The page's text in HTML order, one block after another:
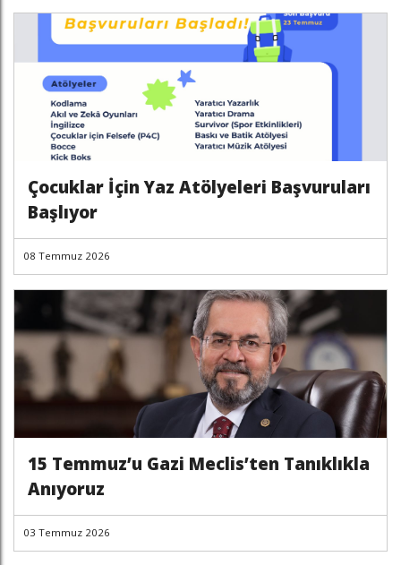
Çocuklar İçin Yaz Atölyeleri Başvuruları
Başlıyor
08 Temmuz 2026
15 Temmuz’u Gazi Meclis’ten Tanıklıkla
Anıyoruz
03 Temmuz 2026